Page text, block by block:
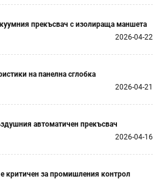
прекъсвач с изолираща маншета
2026-04-22
на панелна сглобка
2026-04-21
автоматичен прекъсвач
2026-04-16
критичен за промишления контрол